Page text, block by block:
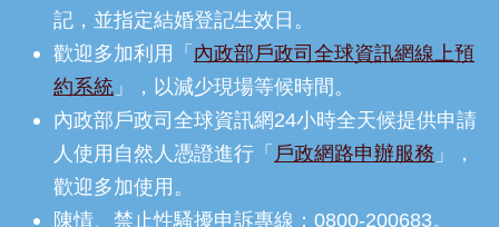
記，並指定結婚登記生效日。
歡迎多加利用「 內政部戶政司全球資訊網線上預
約系統 」，以減少現場等候時間。
內政部戶政司全球資訊網24小時全天候提供申請
人使用自然人憑證進行「 戶政網路申辦服務 」，
歡迎多加使用。
陳情、禁止性騷擾申訴專線：0800-200683。